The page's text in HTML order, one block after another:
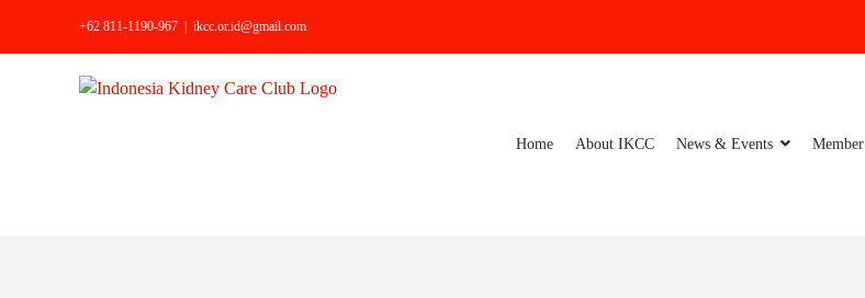
+62 811-1190-967 ikcc.or.id@gmail.com
Home About IKCC News & Events Member